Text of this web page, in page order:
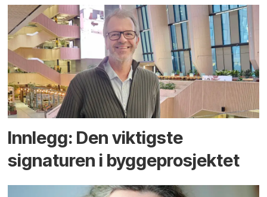
Innlegg: Den viktigste
signaturen i bygge­­prosjektet